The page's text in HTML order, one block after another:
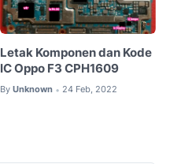
Letak Komponen dan Kode
IC Oppo F3 CPH1609
By Unknown • 24 Feb, 2022